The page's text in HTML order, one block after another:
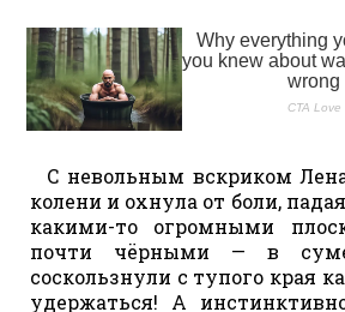
С невольным вскриком
колени и охнула от боли,
какими-то огромными
почти чёрными — в
соскользнули с тупого края
удержаться! А